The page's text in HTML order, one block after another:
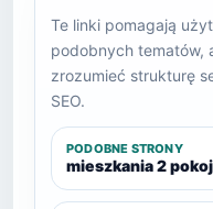
Te linki pomagają
podobnych tematów,
zrozumieć strukturę
SEO.
PODOBNE STRONY
mieszkania 2